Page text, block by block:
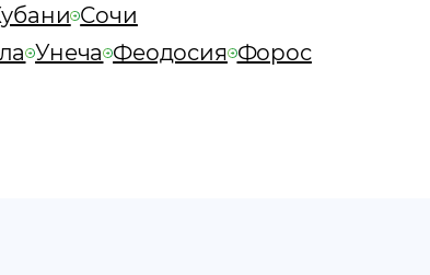
Сочи
Унеча Феодосия Форос